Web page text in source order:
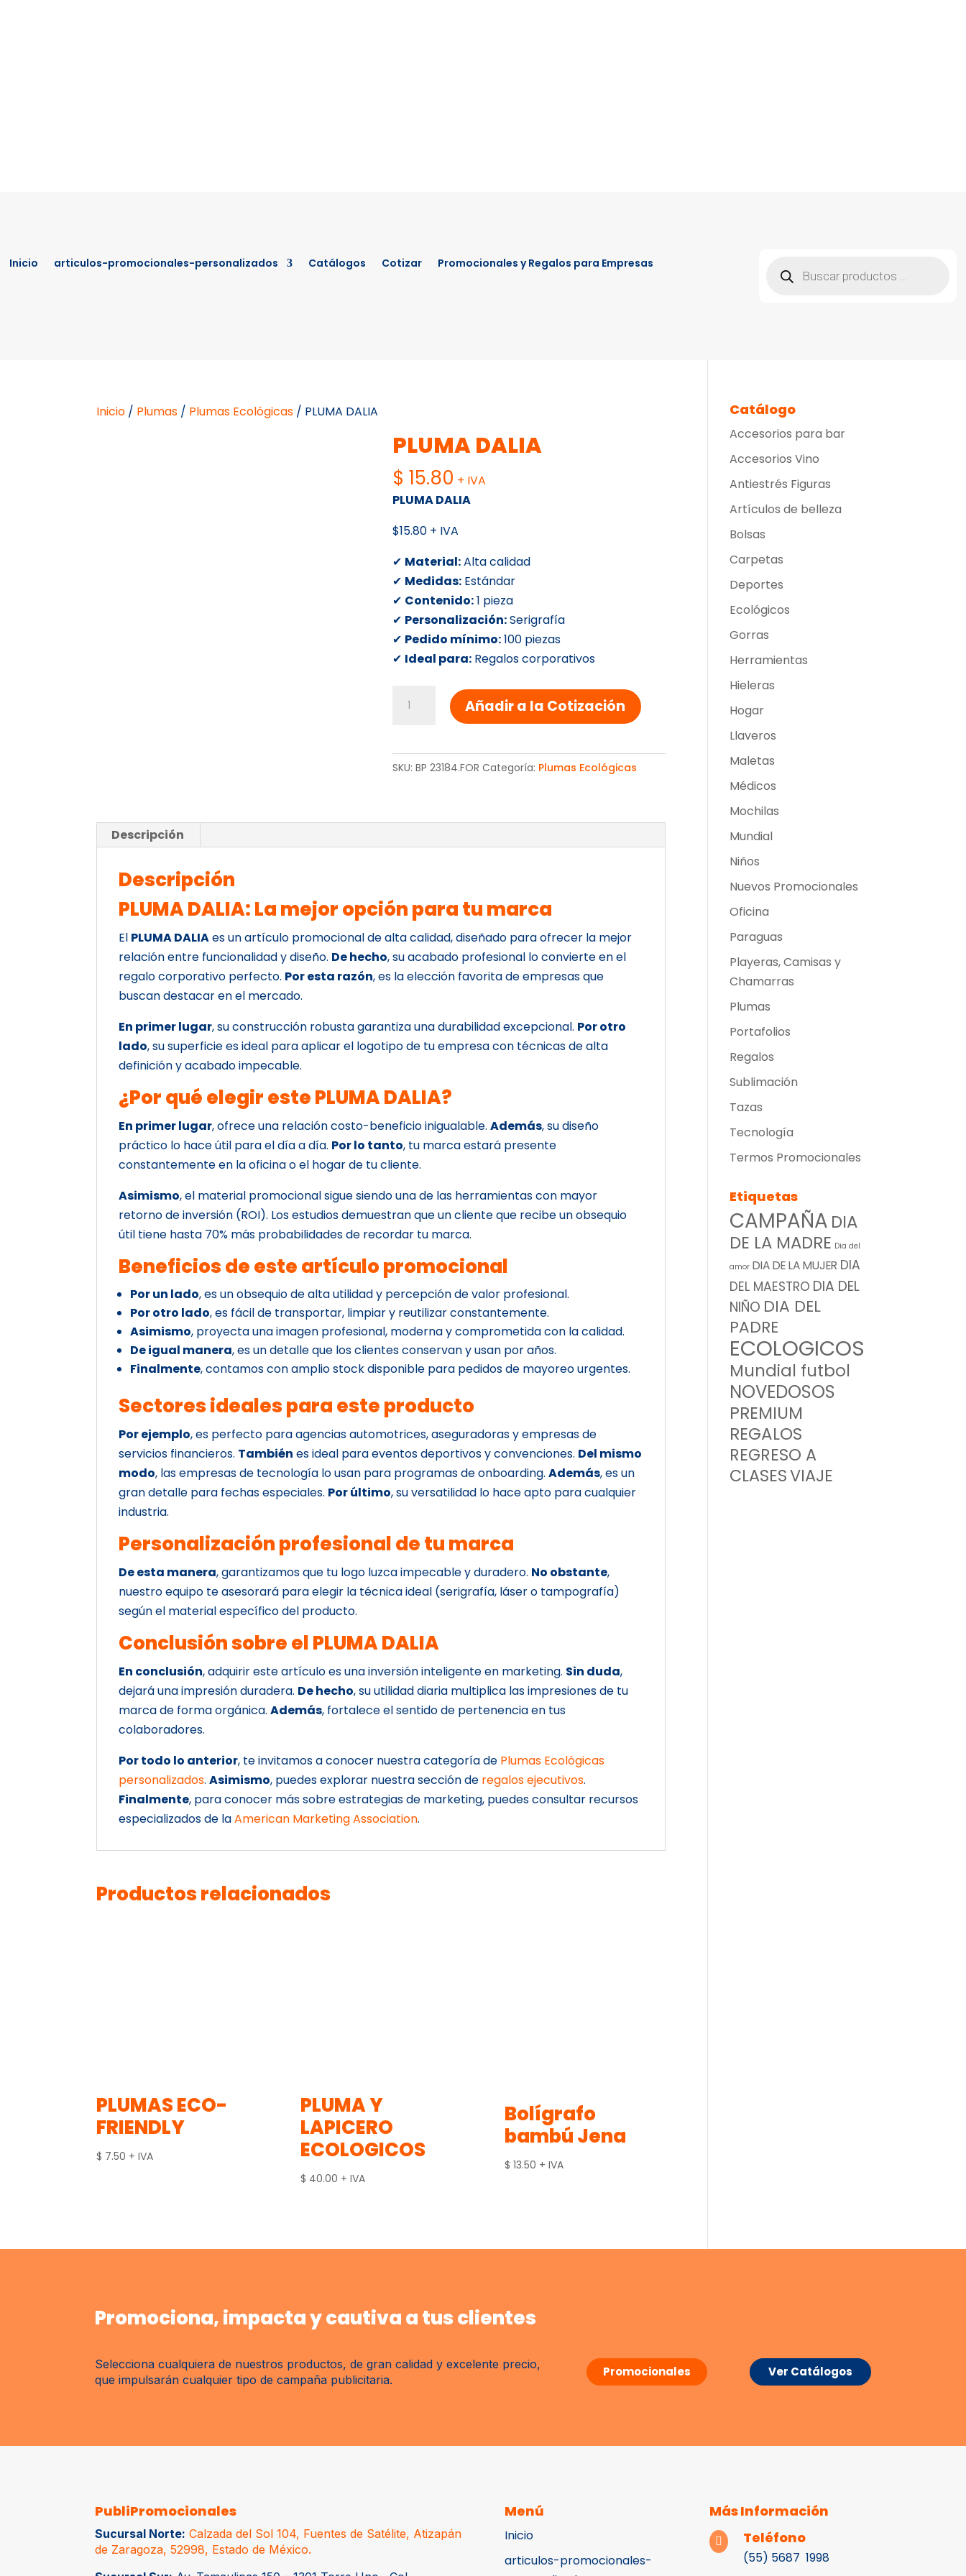
Inicio articulos-promocionales-personalizados Catálogos Cotizar Promocionales y Regalos para Empresas
productos
Inicio / Plumas / Plumas Ecológicas / PLUMA DALIA
PLUMA DALIA
$ 15.80 + IVA
PLUMA DALIA
$15.80 + IVA
✔ Material:Alta calidad
✔ Medidas: Estándar
✔ Contenido:1 pieza
✔ Personalización:Serigrafía
✔ Pedido mínimo:100 piezas
✔ Ideal para: Regalos corporativos
DALIA
Añadir a la Cotización
SKU:BP 23184.FOR Categoría: Plumas Ecológicas
Descripción
Descripción
PLUMA DALIA: La mejor opción para tu marca
El PLUMA DALIAes un artículo promocional de alta calidad, diseñado para ofrecer la mejor
relación entre funcionalidad y diseño. De hecho, su acabado profesional lo convierte en el
regalo corporativo perfecto. Por esta razón, es la elección favorita de empresas que
buscan destacar en el mercado.
En primer lugar, su construcción robusta garantiza una durabilidad excepcional. Por otro
lado, su superficie es ideal para aplicar el logotipo de tu empresa con técnicas de alta
definición y acabado impecable.
¿Por qué elegir este PLUMA DALIA?
En primer lugar, ofrece una relación costo-beneficio inigualable.Además, su diseño
práctico lo hace útil para el día a día. Por lo tanto, tu marca estará presente
constantemente en la oficina o el hogar de tu cliente.
Asimismo, el material promocional sigue siendo una de las herramientas con mayor
retorno de inversión (ROI). Los estudios demuestran que un cliente que recibe un obsequio
útil tiene hasta 70% más probabilidades de recordar tu marca.
Beneficios de este artículo promocional
Por un lado, es un obsequio de alta utilidad y percepción de valor profesional.
Por otro lado, es fácil de transportar, limpiar y reutilizar constantemente.
Asimismo, proyecta una imagen profesional, moderna y comprometida con la calidad.
De igual manera, es un detalle que los clientes conservan y usan por años.
Finalmente, contamos con amplio stock disponible para pedidos de mayoreo urgentes.
Sectores ideales para este producto
Por ejemplo, es perfecto para agencias automotrices, aseguradoras y empresas de
servicios financieros. También es ideal para eventos deportivos y convenciones. Del mismo
modo, las empresas de tecnología lo usan para programas de onboarding.Además, es un
gran detalle para fechas especiales. Por último, su versatilidad lo hace apto para cualquier
industria.
Personalización profesional de tu marca
De esta manera, garantizamos que tu logo luzca impecable y duradero. No obstante,
nuestro equipo te asesorará para elegir la técnica ideal (serigrafía, láser o tampografía)
según el material específico del producto.
Conclusión sobre el PLUMA DALIA
En conclusión, adquirir este artículo es una inversión inteligente en marketing. Sin duda,
dejará una impresión duradera. De hecho, su utilidad diaria multiplica las impresiones de tu
marca de forma orgánica.Además, fortalece el sentido de pertenencia en tus
colaboradores.
Por todo lo anterior, te invitamos a conocer nuestra categoría de Plumas Ecológicas
personalizados.Asimismo, puedes explorar nuestra sección de regalos ejecutivos.
Finalmente, para conocer más sobre estrategias de marketing, puedes consultar recursos
especializados de laAmerican Marketing Association.
Productos relacionados
PLUMAS ECO-
FRIENDLY
$ 7.50 + IVA
PLUMA Y
LAPICERO
ECOLOGICOS
$ 40.00 + IVA
Bolígrafo
bambú Jena
$ 13.50 + IVA
Catálogo
Accesorios para bar
Accesorios Vino
Antiestrés Figuras
Artículos de belleza
Bolsas
Carpetas
Deportes
Ecológicos
Gorras
Herramientas
Hieleras
Hogar
Llaveros
Maletas
Médicos
Mochilas
Mundial
Niños
Nuevos Promocionales
Oficina
Paraguas
Playeras, Camisas y
Chamarras
Plumas
Portafolios
Regalos
Sublimación
Tazas
Tecnología
Termos Promocionales
Etiquetas
CAMPAÑA DIA
DE LA MADRE Dia del
amor DIA DE LA MUJER DIA
DEL MAESTRO DIA DEL
NIÑO DIA DEL
PADRE
ECOLOGICOS
Mundial futbol
NOVEDOSOS
PREMIUM
REGALOS
REGRESO A
CLASESVIAJE
Promociona, impacta y cautiva a tus clientes
Selecciona cualquiera de nuestros productos, de gran calidad y excelente precio,
que impulsarán cualquier tipo de campaña publicitaria.
Promocionales Ver Catálogos
PubliPromocionales
Sucursal Norte: Calzada del Sol 104, Fuentes de Satélite, Atizapán
de Zaragoza, 52998, Estado de México.
Menú
Inicio
articulos-promocionales-
Más Información
 Teléfono
(55) 5687 1998